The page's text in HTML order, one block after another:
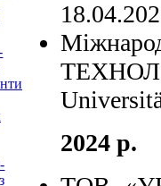
2024 р.